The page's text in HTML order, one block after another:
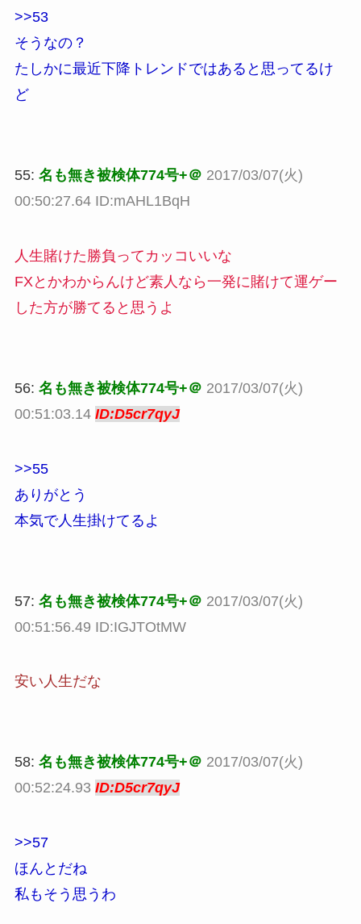
>>53
そうなの？
たしかに最近下降トレンドではあると思ってるけ
ど
55: 名も無き被検体774号+＠ 2017/03/07(火)
00:50:27.64 ID:mAHL1BqH
人生賭けた勝負ってカッコいいな
FXとかわからんけど素人なら一発に賭けて運ゲー
した方が勝てると思うよ
56: 名も無き被検体774号+＠ 2017/03/07(火)
00:51:03.14 ID:D5cr7qyJ
>>55
ありがとう
本気で人生掛けてるよ
57: 名も無き被検体774号+＠ 2017/03/07(火)
00:51:56.49 ID:IGJTOtMW
安い人生だな
58: 名も無き被検体774号+＠ 2017/03/07(火)
00:52:24.93 ID:D5cr7qyJ
>>57
ほんとだね
私もそう思うわ